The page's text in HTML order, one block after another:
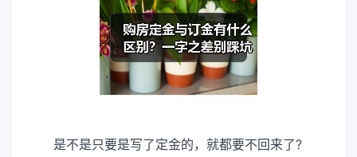
是不是只要是写了定金的，就都要不回来了?